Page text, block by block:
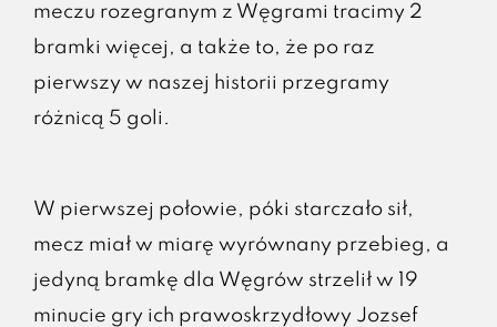
meczu rozegranym z Węgrami tracimy 2
bramki więcej, a także to, że po raz
pierwszy w naszej historii przegramy
różnicą 5 goli.
W pierwszej połowie, póki starczało sił,
mecz miał w miarę wyrównany przebieg, a
jedyną bramkę dla Węgrów strzelił w 19
minucie gry ich prawoskrzydłowy Jozsef